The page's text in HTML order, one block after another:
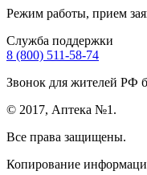
Режим работы, прием
Служба поддержки
8 (800) 511-58-74
Звонок для жителей РФ
© 2017, Аптека №1.
Все права защищены.
Копирование